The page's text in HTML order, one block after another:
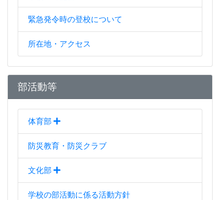
緊急発令時の登校について
所在地・アクセス
部活動等
体育部
防災教育・防災クラブ
文化部
学校の部活動に係る活動方針